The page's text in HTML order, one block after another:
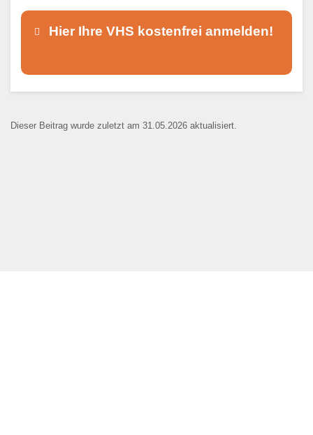
Hier Ihre VHS kostenfrei anmelden!
Kontaktaufnahme und ist nicht
Dieser Beitrag wurde zuletzt am 31.05.2026 aktualisiert.